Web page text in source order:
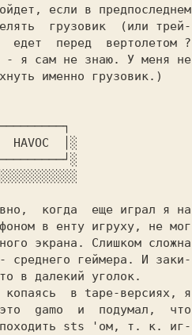
грузовик  (или трей-
едет  перед  вертолетом ?
- я сам не знаю. У меня не
именно грузовик.)
в енту игруху, не мог
экрана. Слишком сложна
среднего геймера. И заки-
в далекий уголок.
gamo  и  подумал,  что
sts
'ом, т. к. иг-